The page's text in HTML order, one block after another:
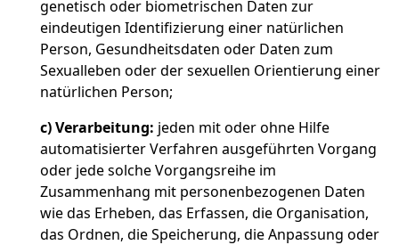
genetisch oder biometrischen Daten zur
eindeutigen Identifizierung einer natürlichen
Person, Gesundheitsdaten oder Daten zum
Sexualleben oder der sexuellen Orientierung einer
natürlichen Person;
c)Verarbeitung: jeden mit oder ohne Hilfe
automatisierter Verfahren ausgeführten Vorgang
oder jede solche Vorgangsreihe im
Zusammenhang mit personenbezogenen Daten
wie das Erheben, das Erfassen, die Organisation,
das Ordnen, die Speicherung, die Anpassung oder